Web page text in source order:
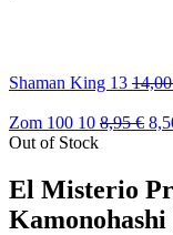
Shaman King 13
Zom 100 10 8,95€
Out of Stock
El Misterio
Kamonohashi